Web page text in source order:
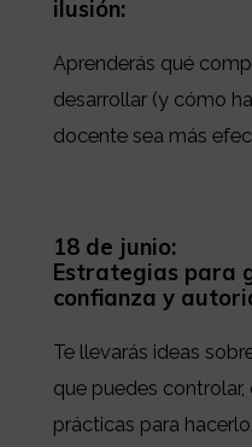
ilusión:
Aprenderás qué
desarrollar (y cómo
docente sea más
18 de junio:
Estrategias para
confianza y
Te llevarás ideas
que puedes
prácticas para hacerlo.